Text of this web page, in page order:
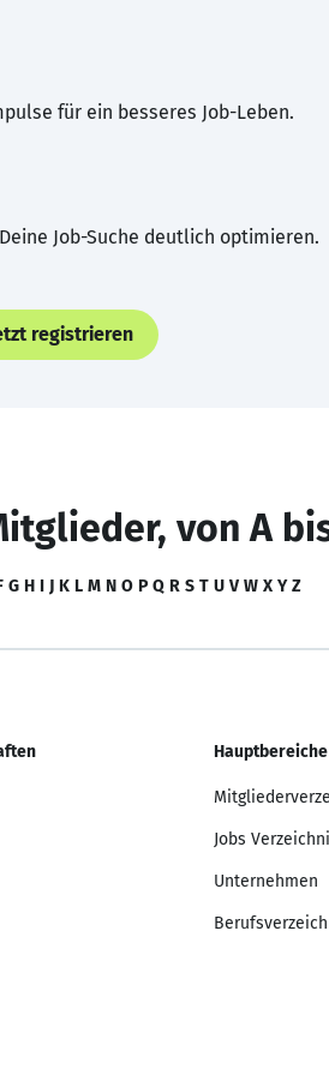
für ein besseres Job-Leben.
Job-Suche deutlich optimieren.
registrieren
von A
G H I J K L M N O P Q R S T U V W X Y Z
Hauptbereiche
Jobs
Unternehmen